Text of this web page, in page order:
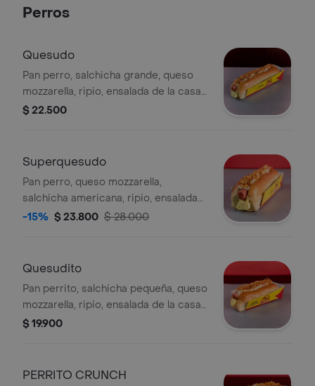
Perros
Quesudo
Pan perro, salchicha grande, queso
mozzarella, ripio, ensalada de la casa
y guarniciones al gusto. .
$ 22.500
Superquesudo
Pan perro, queso mozzarella,
salchicha americana, ripio, ensalada
de la casa y guarniciones al gusto. .
-15% $ 23.800 $ 28.000
Quesudito
Pan perrito, salchicha pequeña, queso
mozzarella, ripio, ensalada de la casa
y guarniciones al gusto.
$ 19.900
PERRITO CRUNCH